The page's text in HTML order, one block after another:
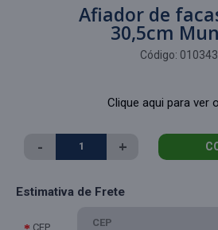
Afiador de
30,5cm
Código: 010343
Clique aqui para ver
- +
Estimativa de Frete
CEP